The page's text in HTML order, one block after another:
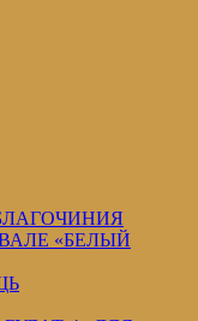
«БЕЛЫЙ